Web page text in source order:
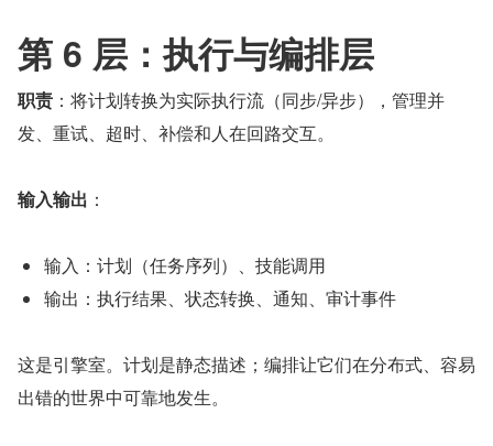
第 6 层：执行与编排层
职责 ：将计划转换为实际执行流（同步/异步），管理并
发、重试、超时、补偿和人在回路交互。
输入输出 ：
输入：计划（任务序列）、技能调用
输出：执行结果、状态转换、通知、审计事件
这是引擎室。计划是静态描述；编排让它们在分布式、容易
出错的世界中可靠地发生。